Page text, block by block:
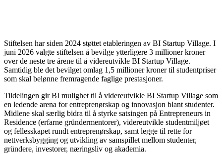
Stiftelsen har siden 2024 støttet etableringen av BI Startup Village. I
juni 2026 valgte stiftelsen å bevilge ytterligere 3 millioner kroner
over de neste tre årene til å videreutvikle BI Startup Village.
Samtidig ble det bevilget omlag 1,5 millioner kroner til studentpriser
som skal belønne fremragende faglige prestasjoner.
Tildelingen gir BI mulighet til å videreutvikle BI Startup Village som
en ledende arena for entreprenørskap og innovasjon blant studenter.
Midlene skal særlig bidra til å styrke satsingen på Entrepreneurs in
Residence (erfarne gründermentorer), videreutvikle studentmiljøet
og fellesskapet rundt entreprenørskap, samt legge til rette for
nettverksbygging og utvikling av samspillet mellom studenter,
gründere, investorer, næringsliv og akademia.